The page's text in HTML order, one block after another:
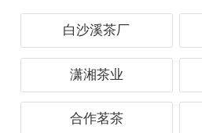
白沙溪茶厂
潇湘茶业
合作茗茶